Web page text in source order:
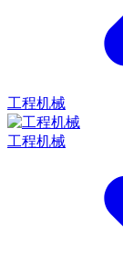
工程机械
工程机械